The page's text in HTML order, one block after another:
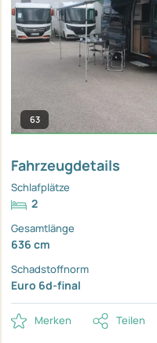
63
Fahrzeugdetails
Schlafplätze
2
Gesamtlänge
636 cm
Schadstoffnorm
Euro 6d-final
Merken Teilen